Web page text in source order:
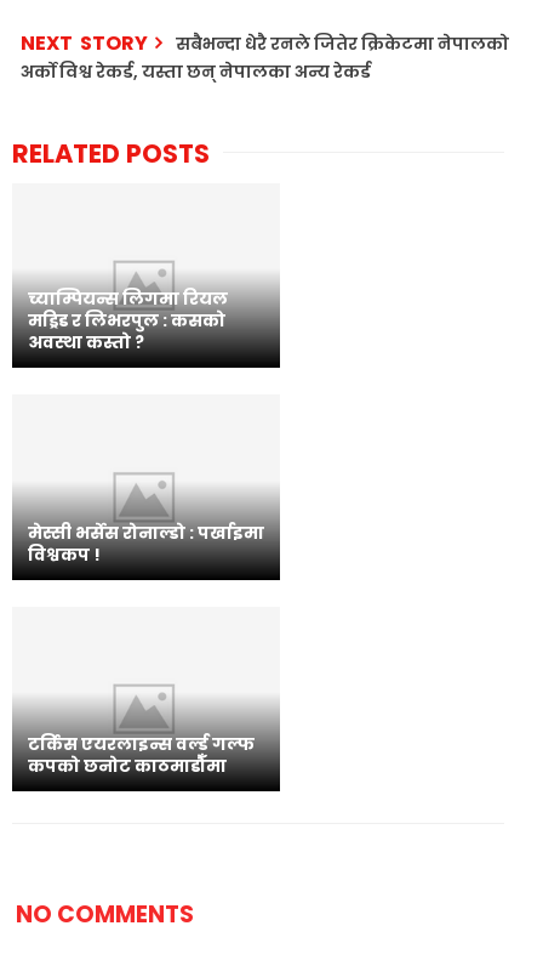
NEXT STORY
सबैभन्दा धेरै रनले जितेर क्रिकेटमा नेपालको
अर्को विश्व रेकर्ड, यस्ता छन् नेपालका अन्य रेकर्ड
RELATED POSTS
च्याम्पियन्स लिगमा रियल
मड्रिड र लिभरपुल : कसको
अवस्था कस्तो ?
मेस्सी भर्सेस रोनाल्डो : पर्खाइमा
विश्वकप !
टर्किस एयरलाइन्स वर्ल्ड गल्फ
कपको छनोट काठमाडौँमा
NO COMMENTS